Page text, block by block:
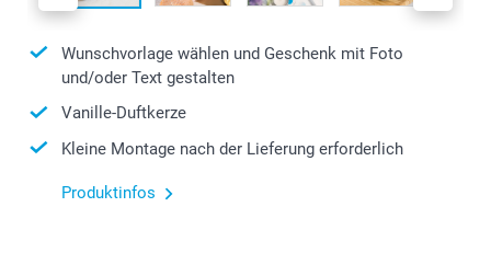
Wunschvorlage wählen und Geschenk mit Foto
und/oder Text gestalten
Vanille-Duftkerze
Kleine Montage nach der Lieferung erforderlich
Produktinfos